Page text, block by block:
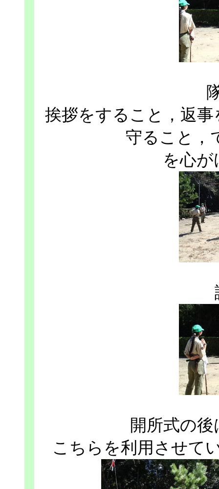
挨拶をすること，返
守ること，
を心
開所式の
こちらを利用させて